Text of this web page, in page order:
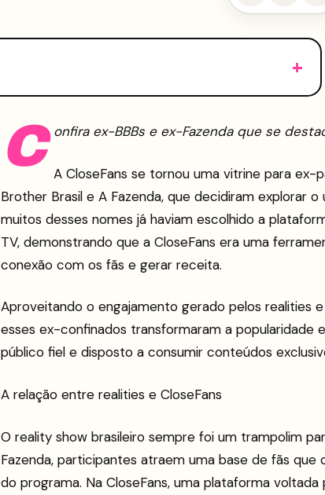
C onfira ex-BBBs e ex-Fazenda que se
A CloseFans se tornou uma vitrine para
Brother Brasil e A Fazenda, que decidiram explorar
muitos desses nomes já haviam escolhido a
TV, demonstrando que a CloseFans era uma
conexão com os fãs e gerar receita.
Aproveitando o engajamento gerado pelos realities
esses ex-confinados transformaram a popularidade
público fiel e disposto a consumir conteúdos
A relação entre realities e CloseFans
O reality show brasileiro sempre foi um trampolim
Fazenda, participantes atraem uma base de fãs
do programa. Na CloseFans, uma plataforma